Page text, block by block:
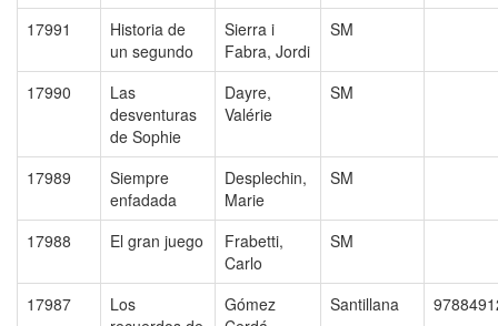
17991
Historia de
un segundo
Sierra i
Fabra, Jordi
SM
17990
Las
desventuras
de Sophie
Dayre,
Valérie
SM
17989
Siempre
enfadada
Desplechin,
Marie
SM
17988 El gran juego
Frabetti,
Carlo
SM
17987
Los
Gómez
Santillana